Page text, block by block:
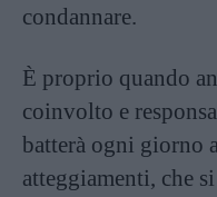
condannare.
È proprio quando
coinvolto e
batterà ogni giorno
atteggiamenti, che